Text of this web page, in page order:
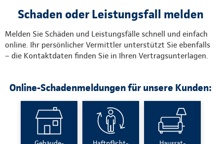
Schaden oder Leistungsfall melden
Melden Sie Schäden und Leistungsfälle schnell und einfach
online. Ihr persönlicher Vermittler unterstützt Sie ebenfalls
– die Kontaktdaten finden Sie in Ihren Vertragsunterlagen.
Online-Schadenmeldungen für unsere Kunden: